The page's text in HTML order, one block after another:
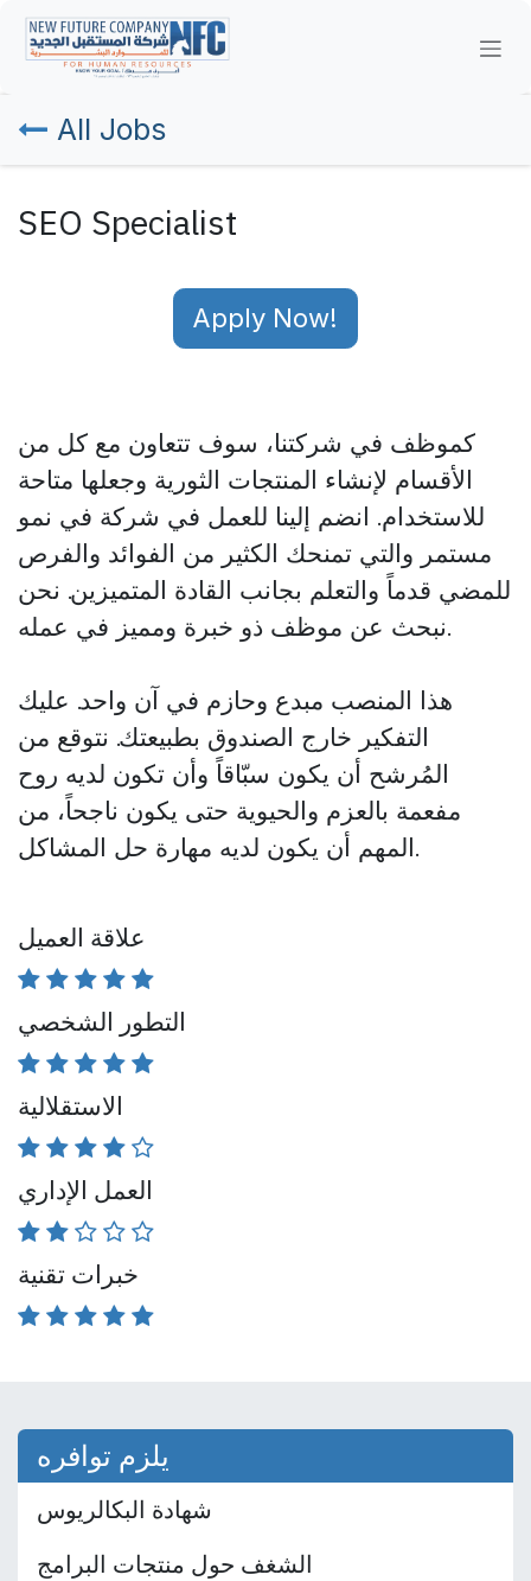
Skip to Content
All Jobs
SEO Specialist
Apply Now!
كموظف في شركتنا، سوف تتعاون مع كل من
الأقسام لإنشاء المنتجات الثورية وجعلها متاحة
للاستخدام. انضم إلينا للعمل في شركة في نمو
مستمر والتي تمنحك الكثير من الفوائد والفرص
للمضي قدماً والتعلم بجانب القادة المتميزين. نحن
نبحث عن موظف ذو خبرة ومميز في عمله.
هذا المنصب مبدع وحازم في آن واحد. عليك
التفكير خارج الصندوق بطبيعتك. نتوقع من
المُرشح أن يكون سبّاقاً وأن تكون لديه روح
مفعمة بالعزم والحيوية حتى يكون ناجحاً، من
المهم أن يكون لديه مهارة حل المشاكل.
علاقة العميل
التطور الشخصي
الاستقلالية
العمل الإداري
خبرات تقنية
يلزم توافره
الشغف حول منتجات البرامج